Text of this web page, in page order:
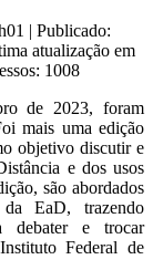
| Publicado:
atualização em
1008
de 2023, foram
mais uma edição
objetivo discutir e
e dos usos
são abordados
EaD, trazendo
debater e trocar
Federal de